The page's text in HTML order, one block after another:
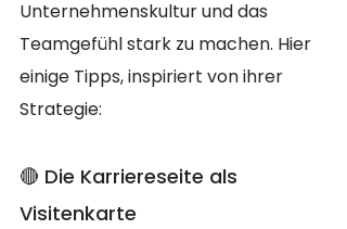
Unternehmenskultur und das
Teamgefühl stark zu machen. Hier
einige Tipps, inspiriert von ihrer
Strategie:
🔴 Die Karriereseite als
Visitenkarte